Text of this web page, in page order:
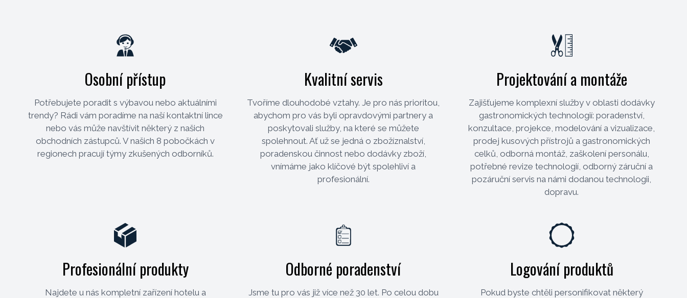
Osobní přístup
Potřebujete poradit s výbavou nebo aktuálními
trendy? Rádi vám poradíme na naší kontaktní lince
nebo vás může navštívit některý z našich
obchodních zástupců. V našich 8 pobočkách v
regionech pracují týmy zkušených odborníků.
Kvalitní servis
Tvoříme dlouhodobé vztahy. Je pro nás prioritou,
abychom pro vás byli opravdovými partnery a
poskytovali služby, na které se můžete
spolehnout. Ať už se jedná o zbožíznalství,
poradenskou činnost nebo dodávky zboží,
vnímáme jako klíčové být spolehliví a
profesionální.
Projektování a montáže
Zajišťujeme komplexní služby v oblasti dodávky
gastronomických technologií: poradenství,
konzultace, projekce, modelování a vizualizace,
prodej kusových přístrojů a gastronomických
celků, odborná montáž, zaškolení personálu,
potřebné revize technologií, odborný záruční a
pozáruční servis na námi dodanou technologii,
dopravu.
Profesionální produkty
Najdete u nás kompletní zařízení hotelu a
Odborné poradenství
Jsme tu pro vás již více než 30 let. Po celou dobu
Logování produktů
Pokud byste chtěli personifikovat některý